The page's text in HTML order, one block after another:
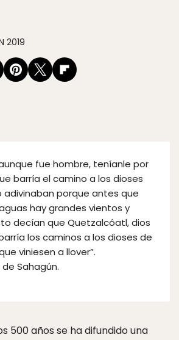
2019
fue hombre, teníanle por
barría el camino a los dioses
adivinaban porque antes que
hay grandes vientos y
decían que Quetzalcóatl, dios
los caminos a los dioses de
viniesen a llover”.
Sahagún.
500 años se ha difundido una